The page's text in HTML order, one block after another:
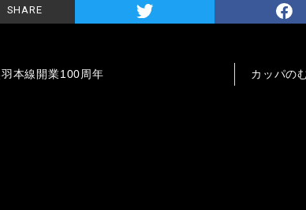
SHARE
本線開業100周年 カッパの